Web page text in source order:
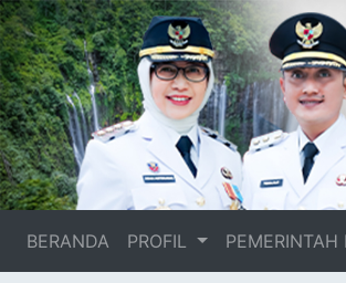
BERANDA (current)
PROFIL PEMERINTAH